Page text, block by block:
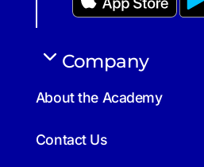
Company
About the Academy
Contact Us